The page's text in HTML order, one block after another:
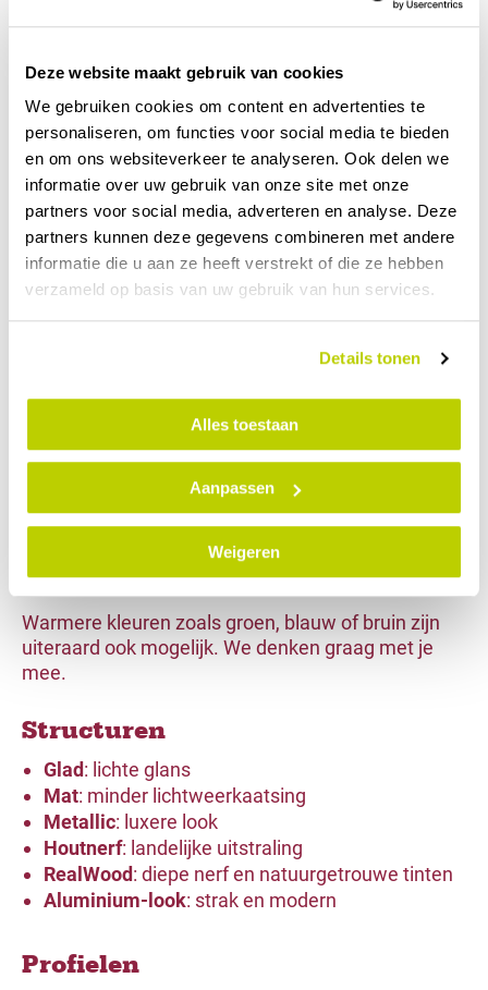
Deze website maakt gebruik van cookies
We gebruiken cookies om content en advertenties te
personaliseren, om functies voor social media te bieden
en om ons websiteverkeer te analyseren. Ook delen we
informatie over uw gebruik van onze site met onze
partners voor social media, adverteren en analyse. Deze
partners kunnen deze gegevens combineren met andere
informatie die u aan ze heeft verstrekt of die ze hebben
verzameld op basis van uw gebruik van hun services.
Details tonen
Alles toestaan
Aanpassen
Weigeren
Welke opties zijn er?
Wij zijn gespecialiseerd in ALKU kunststof kozijnen.
Alle kleuren, structuren en profielen vind je in de
brochure, maar we geven je hier graag een
voorproefje. Vraag ook zeker een aantalproefstalen
naar keuze aan!
Kleuren
Wit: Tijdloos en laat de ruimte groter lijken. Past
bij alle gevels.
: Warm en vriendelijk. Staat mooi bij
Grijs: Minder vuilgevoelig dan wit en rustiger dan
Antraciet: Minder intens dan zwart. Past bij de
meeste dakpannen en boeidelen.
Zwart: Strak en modern. Ideaal voor een groot
Warmere kleuren zoals groen, blauw of bruin zijn
uiteraard ook mogelijk. We denken graag met je
mee.
Structuren
Glad: lichte glans
Mat: minder lichtweerkaatsing
Metallic: luxere look
Houtnerf: landelijke uitstraling
RealWood: diepe nerf en natuurgetrouwe tinten
Aluminium-look: strak en modern
Profielen